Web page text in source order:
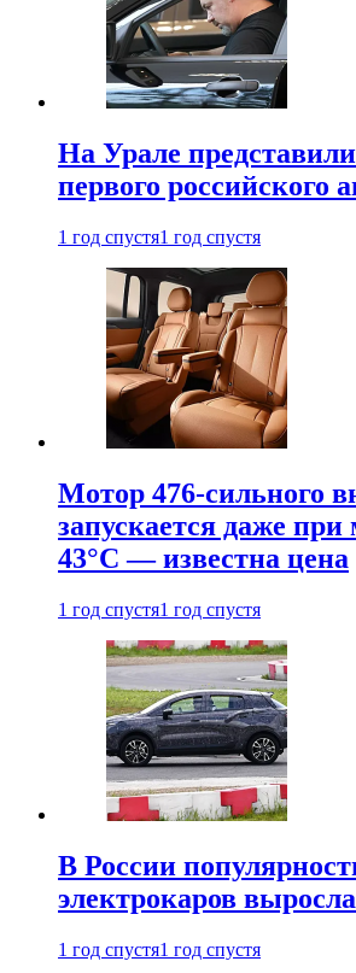
На Урале
первого российского
1 год спустя1 год спустя
Мотор 476-сильного
запускается даже при
43°С — известна цена
1 год спустя1 год спустя
В России
электрокаров
1 год спустя1 год спустя